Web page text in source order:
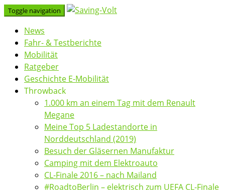
Skip
content
Toggle navigation
News
Fahr- & Testberichte
Mobilität
Ratgeber
Geschichte E-Mobilität
Throwback
1.000 km an einem Tag mit dem Renault
Megane
Meine Top 5 Ladestandorte in
Norddeutschland (2019)
Besuch der Gläsernen Manufaktur
Camping mit dem Elektroauto
CL-Finale 2016 – nach Mailand
#RoadtoBerlin – elektrisch zum UEFA CL-Finale